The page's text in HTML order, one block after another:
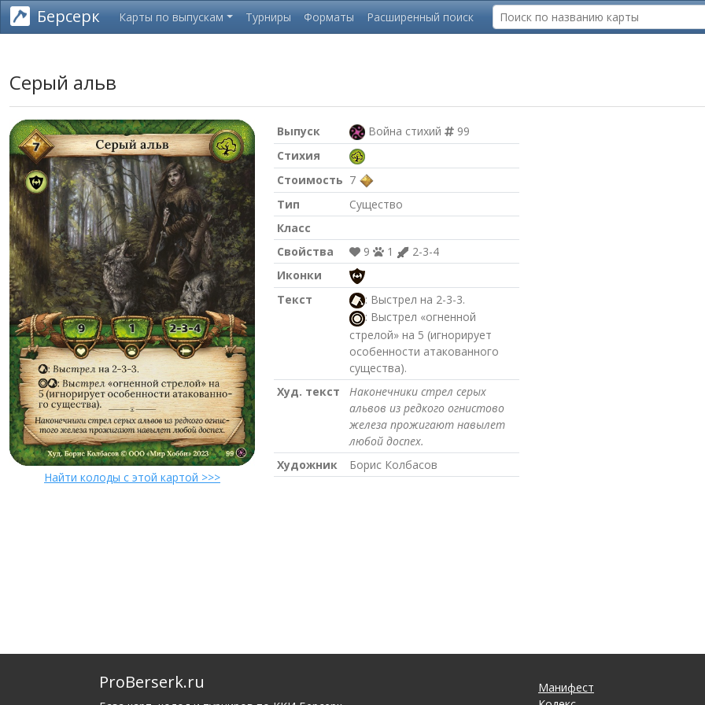
Берсерк Карты по выпускам Турниры Форматы Расширенный поиск
Серый альв
Найти колоды с этой картой >>>
Выпуск Война стихий
99
Стихия
Стоимость 7
Тип
Существо
Класс
Свойства
9 1
2-3-4
Иконки
Текст
: Выстрел на 2-3-3.
: Выстрел «огненной
стрелой» на 5 (игнорирует
особенности атакованного
существа).
Худ. текст
Наконечники стрел серых
альвов из редкого огнистово
железа прожигают навылет
любой доспех.
Художник
Борис Колбасов
ProBerserk.ru
Манифест